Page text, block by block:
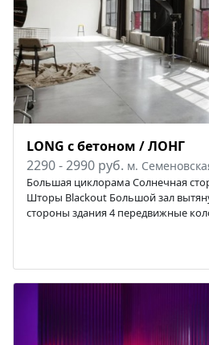
LONG с бетоном / ЛОНГ
2290 - 2990 руб. м.
Большая циклорама Солнечная
Шторы Blackout Большой зал
стороны здания 4 передвижные